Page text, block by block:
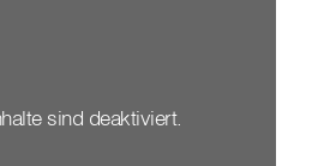
sind deaktiviert.